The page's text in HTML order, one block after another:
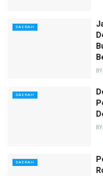
DAERAH
BY
DAERAH
BY
DAERAH